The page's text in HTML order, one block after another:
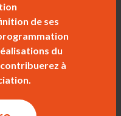
de ses
du
à